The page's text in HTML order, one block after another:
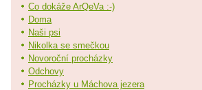
Co dokáže ArQeVa :-)
Doma
Naši psi
Nikolka se smečkou
Novoroční procházky
Odchovy
Procházky u Máchova jezera